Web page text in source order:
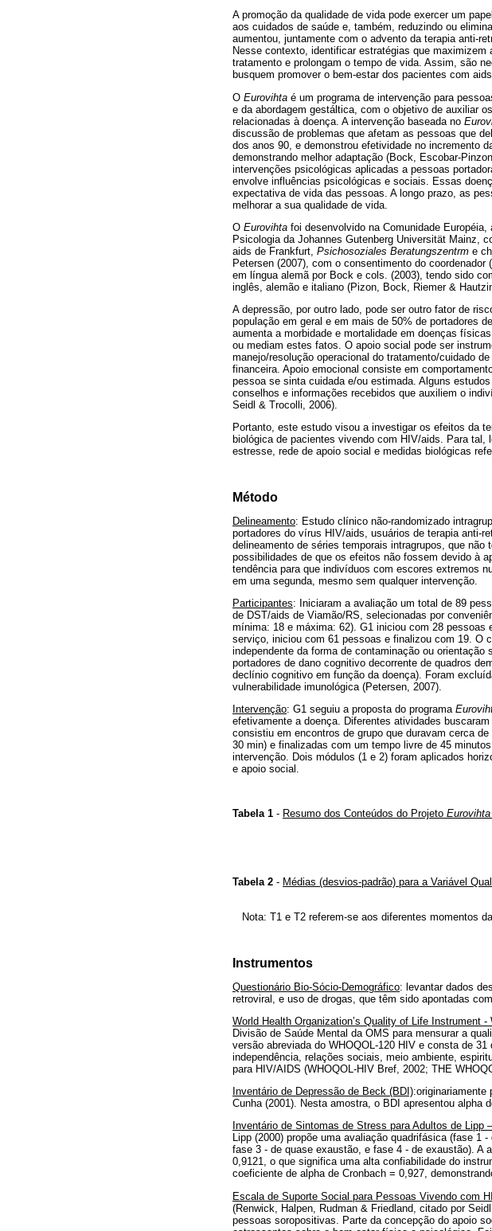
A promoção da qualidade de vida pode exercer um
aos cuidados de saúde e, também, reduzindo ou
aumentou, juntamente com o advento da terapia anti-
Nesse contexto, identificar estratégias que
tratamento e prolongam o tempo de vida. Assim, são
busquem promover o bem-estar dos pacientes com
O Eurovihta é um programa de intervenção para
e da abordagem gestáltica, com o objetivo de auxiliar
relacionadas à doença. A intervenção baseada no
discussão de problemas que afetam as pessoas que
dos anos 90, e demonstrou efetividade no incremento
demonstrando melhor adaptação (Bock, Escobar-
intervenções psicológicas aplicadas a pessoas
envolve influências psicológicas e sociais. Essas
expectativa de vida das pessoas. A longo prazo, as
melhorar a sua qualidade de vida.
O Eurovihta foi desenvolvido na Comunidade
Psicologia da Johannes Gutenberg Universität Mainz,
aids de Frankfurt, Psichosoziales Beratungszentrm e
Petersen (2007), com o consentimento do
em língua alemã por Bock e cols. (2003), tendo sido
inglês, alemão e italiano (Pizon, Bock, Riemer &
A depressão, por outro lado, pode ser outro fator de
população em geral e em mais de 50% de portadores
aumenta a morbidade e mortalidade em doenças
ou mediam estes fatos. O apoio social pode ser
manejo/resolução operacional do tratamento/cuidado
financeira. Apoio emocional consiste em
pessoa se sinta cuidada e/ou estimada. Alguns
conselhos e informações recebidos que auxiliem o
Seidl & Trocolli, 2006).
Portanto, este estudo visou a investigar os efeitos da
biológica de pacientes vivendo com HIV/aids. Para
estresse, rede de apoio social e medidas biológicas
Método
Delineamento: Estudo clínico não-randomizado
portadores do vírus HIV/aids, usuários de terapia anti-
delineamento de séries temporais intragrupos, que
possibilidades de que os efeitos não fossem devido à
tendência para que indivíduos com escores extremos
em uma segunda, mesmo sem qualquer intervenção.
Participantes: Iniciaram a avaliação um total de 89
de DST/aids de Viamão/RS, selecionadas por
mínima: 18 e máxima: 62). G1 iniciou com 28
serviço, iniciou com 61 pessoas e finalizou com 19. O
independente da forma de contaminação ou
portadores de dano cognitivo decorrente de quadros
declínio cognitivo em função da doença). Foram
vulnerabilidade imunológica (Petersen, 2007).
Intervenção: G1 seguiu a proposta do programa
efetivamente a doença. Diferentes atividades
consistiu em encontros de grupo que duravam cerca
30 min) e finalizadas com um tempo livre de 45
intervenção. Dois módulos (1 e 2) foram aplicados
e apoio social.
Tabela 1 - Resumo dos Conteúdos do Projeto
Tabela 2 - Médias (desvios-padrão) para a Variável
Nota: T1 e T2 referem-se aos diferentes momentos
Instrumentos
Questionário Bio-Sócio-Demográfico: levantar dados
retroviral, e uso de drogas, que têm sido apontadas
World Health Organization’s Quality of Life Instrument -
Divisão de Saúde Mental da OMS para mensurar a
versão abreviada do WHOQOL-120 HIV e consta de
independência, relações sociais, meio ambiente,
para HIV/AIDS (WHOQOL-HIV Bref, 2002; THE
Inventário de Depressão de Beck (BDI):originariamente
Cunha (2001). Nesta amostra, o BDI apresentou alpha
Inventário de Sintomas de Stress para Adultos de Lipp
Lipp (2000) propõe uma avaliação quadrifásica (fase 1
fase 3 - de quase exaustão, e fase 4 - de exaustão). A
0,9121, o que significa uma alta confiabilidade do
coeficiente de alpha de Cronbach = 0,927,
Escala de Suporte Social para Pessoas Vivendo com
(Renwick, Halpen, Rudman & Friedland, citado por
pessoas soropositivas. Parte da concepção do apoio